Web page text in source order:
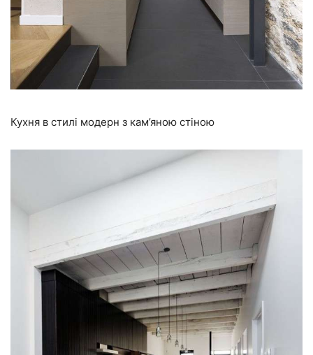
Кухня в стилі модерн з кам’яною стіною